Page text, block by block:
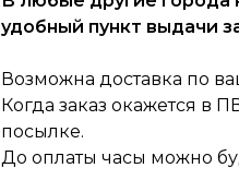
удобный пункт выдачи
Возможна доставка по
Когда заказ окажется в
посылке.
До оплаты часы можно